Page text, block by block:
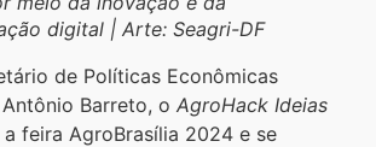
digital | Arte: Seagri-DF
de Políticas Econômicas
Barreto, o AgroHack Ideias
feira AgroBrasília 2024 e se